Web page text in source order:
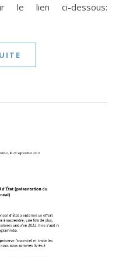
le lien ci-dessous: